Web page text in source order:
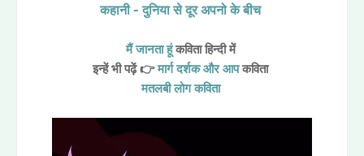
कहानी - दुनिया से दूर अपनो के बीच
मैं जानता हूंकविता हिन्दी में
इन्हें भी पढ़ें 👉मार्ग दर्शक और आपकविता
मतलबी लोग कविता